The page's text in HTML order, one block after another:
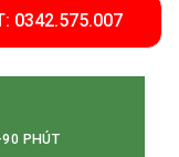
0342.575.007
PHÚT